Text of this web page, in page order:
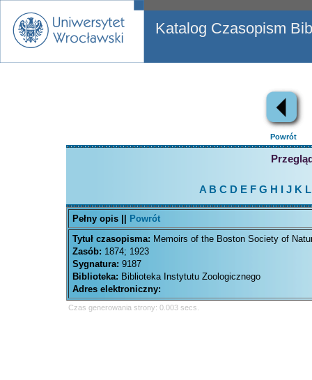
Katalog Czasopism
Powrót
A B C D EFG H J K L
Pełny opis ||
Powrót
Tytuł czasopisma: Memoirs of the Boston Society of
Zasób: 1874; 1923
Sygnatura: 9187
Biblioteka: Biblioteka Instytutu Zoologicznego
Adres elektroniczny:
Czas generowania strony: 0.003 secs.